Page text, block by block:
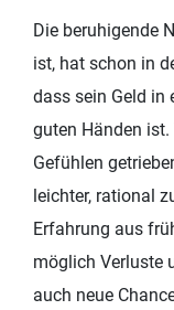
Die beruhigende
ist, hat schon in
dass sein Geld in
guten Händen
Gefühlen
leichter, rational
Erfahrung aus
möglich Verluste
auch neue